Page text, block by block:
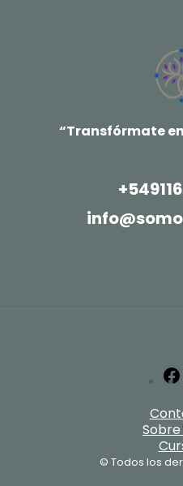
“Transfórmate
© Todos los